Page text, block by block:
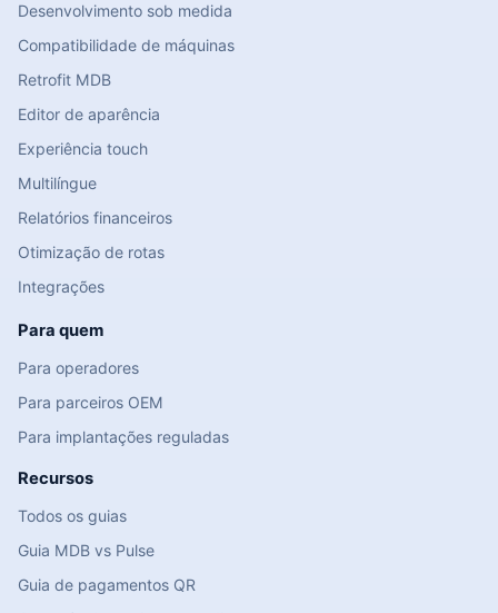
Desenvolvimento sob medida
Compatibilidade de máquinas
Retrofit MDB
Editor de aparência
Experiência touch
Multilíngue
Relatórios financeiros
Otimização de rotas
Integrações
Para quem
Para operadores
Para parceiros OEM
Para implantações reguladas
Recursos
Todos os guias
Guia MDB vs Pulse
Guia de pagamentos QR